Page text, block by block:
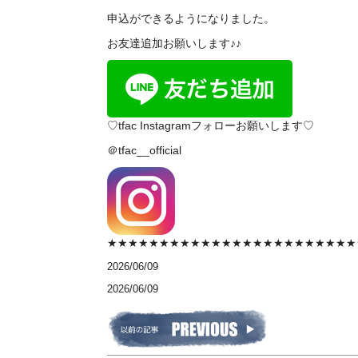
申込ができるようになりました。
お友達追加お願いします♪♪
♡tfac Instagramフォローお願いします♡
＠tfac__official
2026/06/09
2026/06/09